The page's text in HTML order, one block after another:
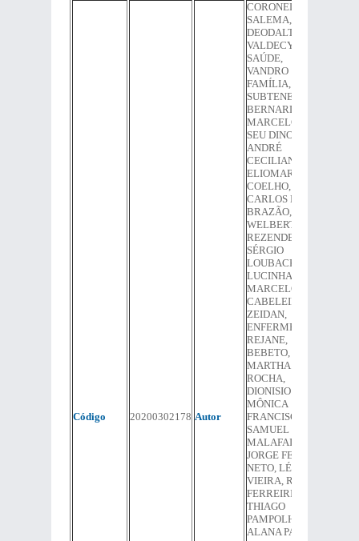
Código 20200302178 Autor
CORONEL
SALEMA, DR.
DEODALTO,
VALDECY DA
SAÚDE,
VANDRO
FAMÍLIA,
SUBTENENTE
BERNARDO,
MARCELO DO
SEU DINO,
ANDRÉ
CECILIANO,
ELIOMAR
COELHO,
CARLOS MINC,
BRAZÃO,
WELBERTH
REZENDE,
SÉRGIO
LOUBACK,
LUCINHA,
MARCELO
CABELEIREIRO,
ZEIDAN,
ENFERMEIRA
REJANE,
BEBETO,
MARTHA
ROCHA,
DIONISIO LINS,
MÔNICA
FRANCISCO,
SAMUEL
MALAFAIA,
JORGE FELIPPE
NETO, LÉO
VIEIRA, RENAN
FERREIRINHA,
THIAGO
PAMPOLHA,
ALANA PASSOS,